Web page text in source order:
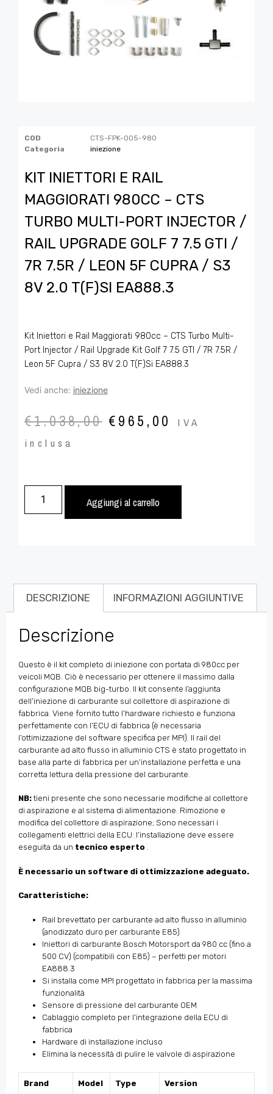
COD
CTS-FPK-005-980
Categoria
iniezione
KIT INIETTORI E RAIL
MAGGIORATI 980CC – CTS
TURBO MULTI-PORT INJECTOR /
RAIL UPGRADE GOLF 7 7.5 GTI /
7R 7.5R / LEON 5F CUPRA / S3
8V 2.0 T(F)SI EA888.3
Kit Iniettori e Rail Maggiorati 980cc – CTS Turbo Multi-
Port Injector / Rail Upgrade Kit Golf 7 7.5 GTI / 7R 7.5R /
Leon 5F Cupra / S3 8V 2.0 T(F)Si EA888.3
Vedi anche: iniezione
€1.038,00 €965,00
IVA
inclusa
Aggiungi al carrello
DESCRIZIONE INFORMAZIONI AGGIUNTIVE
Descrizione
Questo è il kit completo di iniezione con portata di 980cc per
veicoli MQB. Ciò è necessario per ottenere il massimo dalla
configurazione MQB big-turbo. Il kit consente l’aggiunta
dell’iniezione di carburante sul collettore di aspirazione di
fabbrica. Viene fornito tutto l’hardware richiesto e funziona
perfettamente con l’ECU di fabbrica (è necessaria
l’ottimizzazione del software specifica per MPI). Il rail del
carburante ad alto flusso in alluminio CTS è stato progettato in
base alla parte di fabbrica per un’installazione perfetta e una
corretta lettura della pressione del carburante.
NB:tieni presente che sono necessarie modifiche al collettore
di aspirazione e al sistema di alimentazione. Rimozione e
modifica del collettore di aspirazione; Sono necessari i
collegamenti elettrici della ECU: l’installazione deve essere
eseguita da un tecnico esperto .
È necessario un software di ottimizzazione adeguato.
Caratteristiche:
Rail brevettato per carburante ad alto flusso in alluminio
(anodizzato duro per carburante E85)
Iniettori di carburante Bosch Motorsport da 980 cc (fino a
500 CV) (compatibili con E85) – perfetti per motori
EA888.3
Si installa come MPI progettato in fabbrica per la massima
funzionalità
Sensore di pressione del carburante OEM
Cablaggio completo per l’integrazione della ECU di
fabbrica
Hardware di installazione incluso
Elimina la necessità di pulire le valvole di aspirazione
Brand Model Type Version